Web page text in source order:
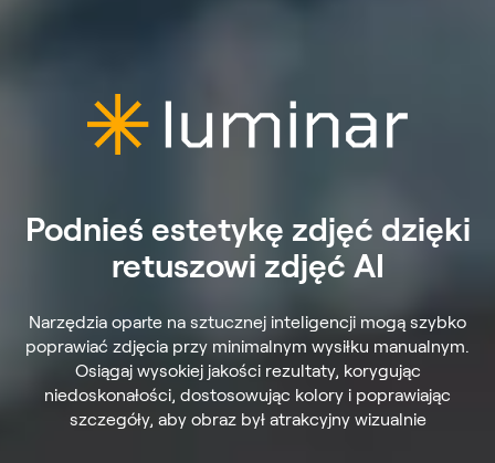
Podnieś estetykę zdjęć dzięki
retuszowi zdjęć AI
Narzędzia oparte na sztucznej inteligencji mogą szybko
poprawiać zdjęcia przy minimalnym wysiłku manualnym.
Osiągaj wysokiej jakości rezultaty, korygując
niedoskonałości, dostosowując kolory i poprawiając
szczegóły, aby obraz był atrakcyjny wizualnie